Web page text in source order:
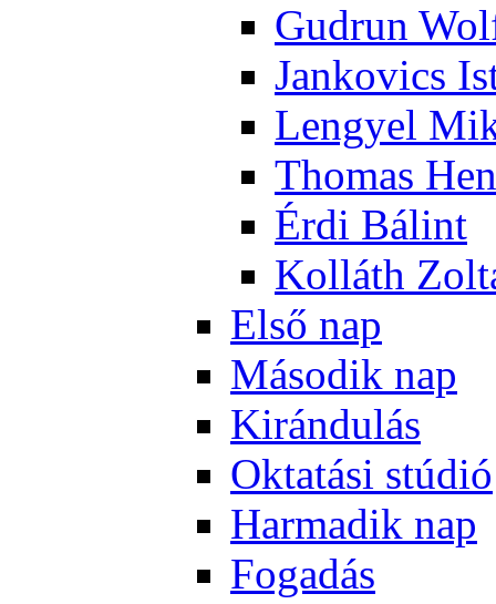
Gud­run
Jan­ko­vics
Len­gyel
Tho­mas
Ér­di Bá­lint
Kol­láth
El­ső nap
Má­so­dik nap
Ki­rán­du­lás
Ok­ta­tá­si stú­dió
Har­ma­dik nap
Fo­ga­dás